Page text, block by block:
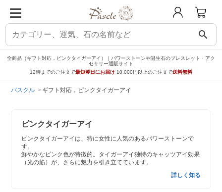
search
全商品（ギフト対応，ピンクタイガーアイ）｜パワーストーンや誕生石のブレスレット・アク
セサリー通販サイト
12時までのご注文で最短翌日にお届け 10,000円以上のご注文で送料無料
パスクル ギフト対応，ピンクタイガーアイ
ピンクタイガーアイ
ピンクタイガーアイは、特に女性に人気のあるパワーストーンで
す。
鮮やかなピンク色が特徴的。タイガーアイ独特のキャッツアイ効果
（光の筋）が、さらに魅力を引き立てています。
詳しく知る